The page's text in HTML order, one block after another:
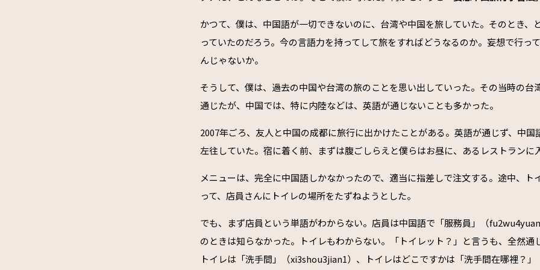
かつて、僕は、中国語が一切できないのに、台湾や中国を旅していた。そのとき、
っていたのだろう。今の言語力を持ってして旅をすればどうなるのか。妄想で行っ
んじゃないか。
そうして、僕は、過去の中国や台湾の旅のことを思い出していった。その当時の台
通じたが、中国では、特に内陸などは、英語が通じないことも多かった。
2007年ごろ、友人と中国の成都に旅行に出かけたことがある。英語が通じず、中国
左往していた。宿に着く前、まずは腹ごしらえと僕らはお昼に、あるレストランに
メニューは、完全に中国語しかなかったので、適当に指差しで注文する。途中、ト
って、店員さんにトイレの場所をたずねようとした。
でも、まず店員という単語がわからない。店員は中国語で「服務員」（
のときは知らなかった。トイレもわからない。「トイレット？」と言うも、全然通
トイレは「洗手間」（xi3shou3jian1）、トイレはどこですかは「洗手間在哪裡？」